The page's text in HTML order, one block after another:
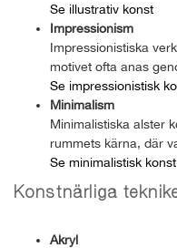
Se illustrativ konst
Impressionism
Impressionistiska
motivet ofta anas
Se impressionistisk
Minimalism
Minimalistiska alster
rummets kärna, där
Se minimalistisk konst
Konstnärliga
Akryl